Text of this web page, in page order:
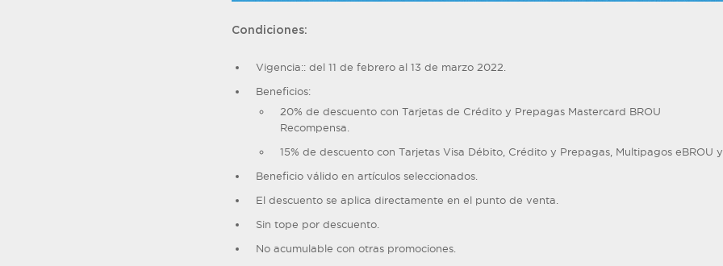
Condiciones:
Vigencia:: del 11 de febrero al 13 de marzo 2022.
Beneficios:
20% de descuento con Tarjetas de Crédito y Prepagas Mastercard BROU
Recompensa.
15% de descuento con Tarjetas Visa Débito, Crédito y Prepagas, Multipagos eBROU y
Beneficio válido en artículos seleccionados.
El descuento se aplica directamente en el punto de venta.
Sin tope por descuento.
No acumulable con otras promociones.